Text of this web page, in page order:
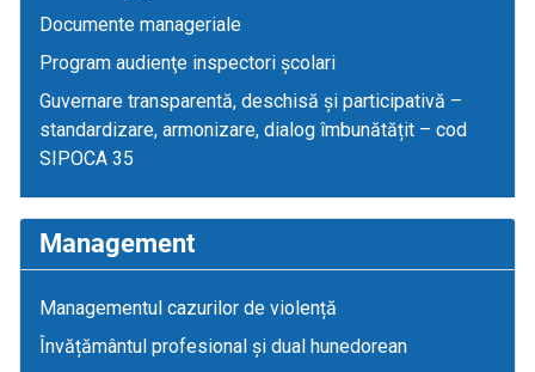
Documente manageriale
Program audienţe inspectori școlari
Guvernare transparentă, deschisă și participativă –
standardizare, armonizare, dialog îmbunătățit – cod
SIPOCA 35
Management
Managementul cazurilor de violență
Învățământul profesional și dual hunedorean